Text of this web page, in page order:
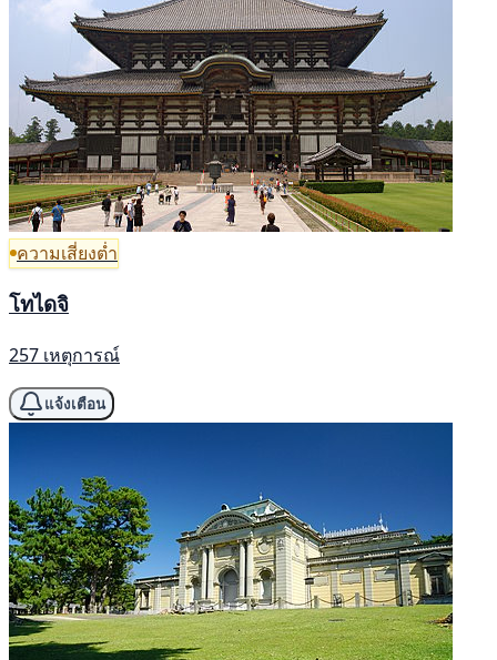
ความเสี่ยงต่ำ
โทไดจิ
257 เหตุการณ์
แจ้งเตือน